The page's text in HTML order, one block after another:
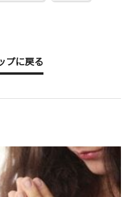
プに戻る